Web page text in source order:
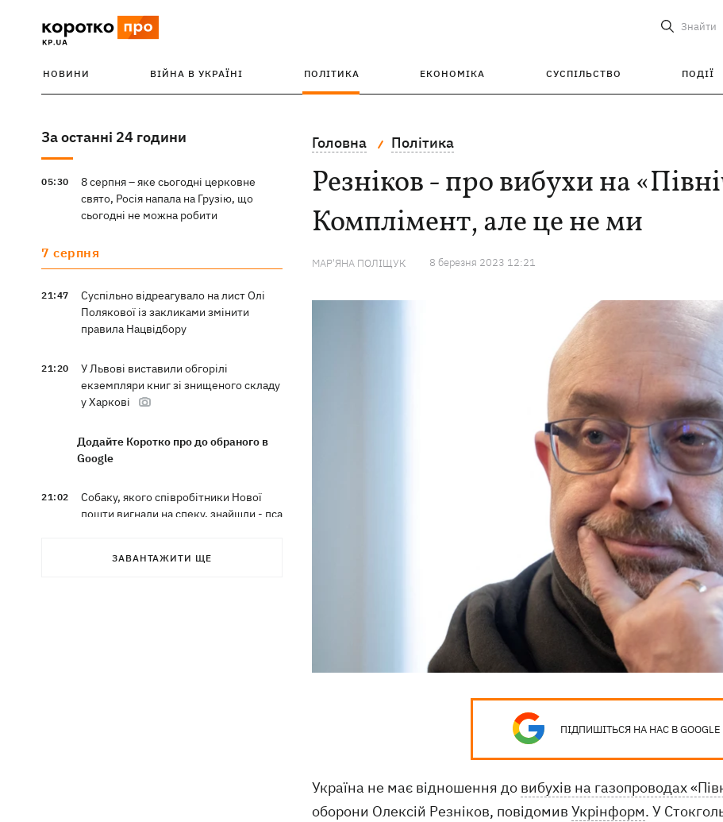
Знайти
НОВИНИ ВІЙНА В УКРАЇНІ ПОЛІТИКА ЕКОНОМІКА СУСПІЛЬСТВО ПОДІЇ
За останні 24 години
05:30
8 серпня – яке сьогодні церковне
свято, Росія напала на Грузію, що
сьогодні не можна робити
7 серпня
21:47
Суспільно відреагувало на лист Олі
Полякової із закликами змінити
правила Нацвідбору
21:20
У Львові виставили обгорілі
екземпляри книг зі знищеного складу
у Харкові
Додайте Коротко про до обраного в
Google
21:02
Собаку, якого співробітники Нової
пошти вигнали на спеку, знайшли - пса
ЗАВАНТАЖИТИ ЩЕ
Головна Політика
Резніков - про вибухи на
Комплімент, але це не ми
МАР'ЯНА ПОЛІЩУК 8 березня 2023 12:21
ПІДПИШІТЬСЯ НА НАС В GOOGLE
Україна не має відношення до вибухів на газопроводах
оборони Олексій Резніков, повідомив Укрінформ. У